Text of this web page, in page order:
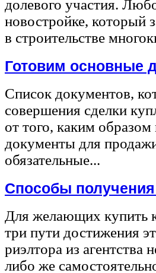
долевого участия.
новостройке, который
в строительстве
Готовим основные
Список документов,
совершения сделки
от того, каким
документы для
обязательные...
Способы получения
Для желающих купить
три пути достижения
риэлтора из агентства
либо же